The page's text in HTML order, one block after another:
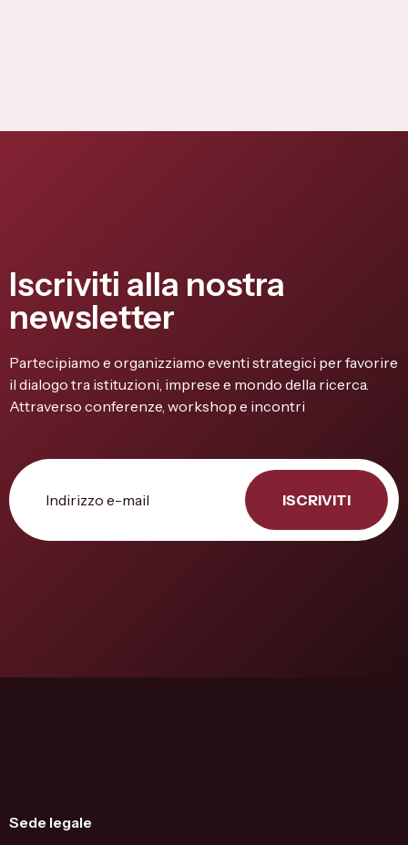
Iscriviti alla nostra
newsletter
Partecipiamo e organizziamo eventi strategici per favorire
il dialogo tra istituzioni, imprese e mondo della ricerca.
Attraverso conferenze, workshop e incontri
ISCRIVITI
Sede legale